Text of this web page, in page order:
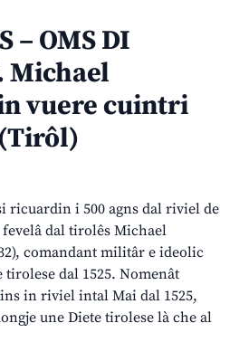
– OMS DI
Michael
vuere cuintri
ricuardin i 500 agns dal riviel de
fevelâ dal tirolês Michael
comandant militâr e ideolic
dal 1525. Nomenât
in riviel intal Mai dal 1525,
une Diete tirolese là che al